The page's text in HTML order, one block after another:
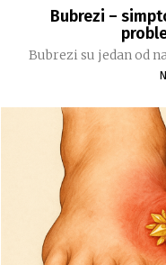
Bubrezi –
Bubrezi su jedan od